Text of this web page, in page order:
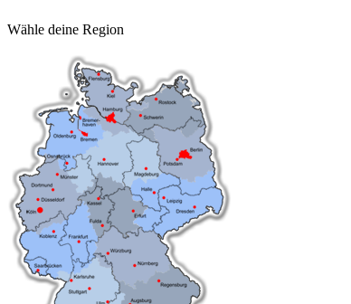
Wähle deine Region